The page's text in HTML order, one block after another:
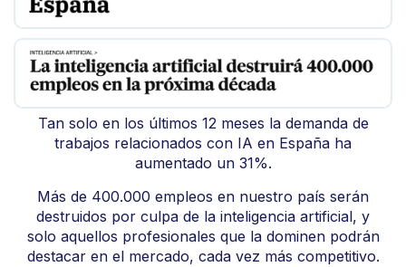
Tan solo en los últimos 12 meses la demanda de
trabajos relacionados con IA en España ha
aumentado un 31%.
Más de 400.000 empleos en nuestro país serán
destruidos por culpa de la inteligencia artificial, y
solo aquellos profesionales que la dominen podrán
destacar en el mercado, cada vez más competitivo.